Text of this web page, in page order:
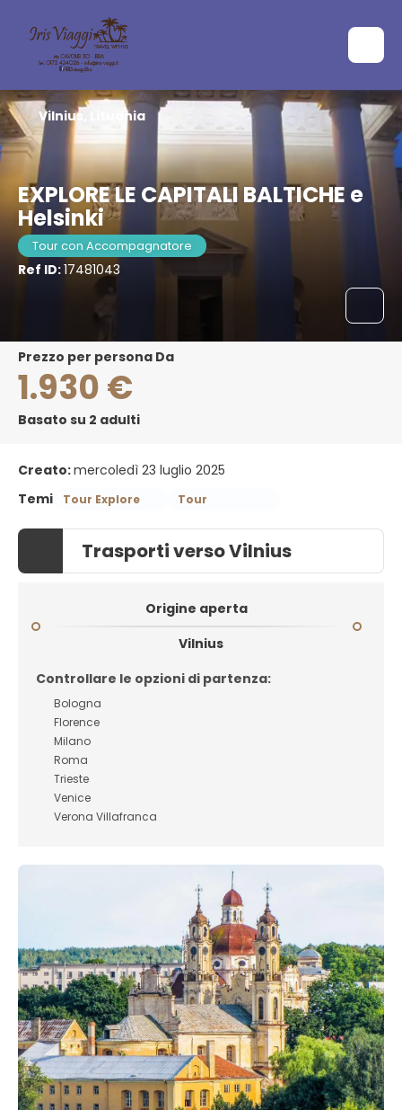
EXPLORE LE CAPITALI BALTICHE e
Helsinki
Tour con Accompagnatore
Ref ID:17481043
Vilnius, Lituania
Prezzo per persona Da
1.930 €
Basato su 2 adulti
Creato:mercoledì 23 luglio 2025
Temi
Tour Explore Tour
Trasporti verso Vilnius
Origine aperta
Vilnius
Controllare le opzioni di partenza:
Bologna
Florence
Milano
Roma
Trieste
Venice
Verona Villafranca